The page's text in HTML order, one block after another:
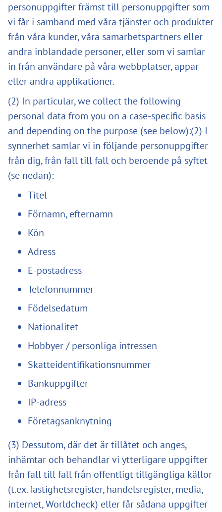
personuppgifter främst till personuppgifter som
vi får i samband med våra tjänster och produkter
från våra kunder, våra samarbetspartners eller
andra inblandade personer, eller som vi samlar
in från användare på våra webbplatser, appar
eller andra applikationer.
(2) In particular, we collect the following
personal data from you on a case-specific basis
and depending on the purpose (see below):(2) I
synnerhet samlar vi in följande personuppgifter
från dig, från fall till fall och beroende på syftet
(se nedan):
Titel
Förnamn, efternamn
Kön
Adress
E-postadress
Telefonnummer
Födelsedatum
Nationalitet
Hobbyer / personliga intressen
Skatteidentifikationsnummer
Bankuppgifter
IP-adress
Företagsanknytning
(3) Dessutom, där det är tillåtet och anges,
inhämtar och behandlar vi ytterligare uppgifter
från fall till fall från offentligt tillgängliga källor
(t.ex. fastighetsregister, handelsregister, media,
internet, Worldcheck) eller får sådana uppgifter